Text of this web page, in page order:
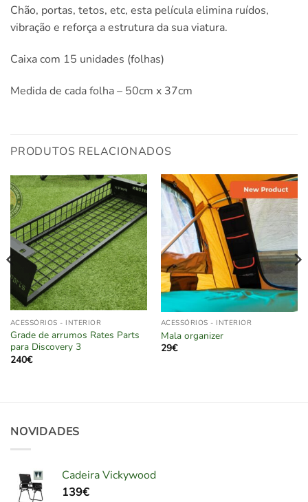
Chão, portas, tetos, etc, esta película elimina ruídos,
vibração e reforça a estrutura da sua viatura.
Caixa com 15 unidades (folhas)
Medida de cada folha – 50cm x 37cm
PRODUTOS RELACIONADOS
ACESSÓRIOS - INTERIOR
Grade de arrumos Rates Parts
para Discovery 3
240€
ACESSÓRIOS - INTERIOR
Mala organizer
29€
NOVIDADES
Cadeira Vickywood
139€